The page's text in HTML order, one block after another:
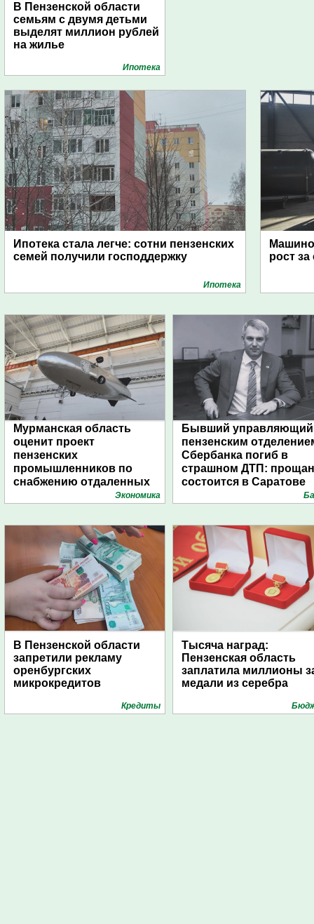
В Пензенской области
семьям с двумя детьми
выделят миллион рублей
на жилье
Ипотека
Ипотека стала легче: сотни пензенских
семей получили господдержку
Ипотека
рост за
Мурманская область
оценит проект
пензенских
промышленников по
снабжению отдаленных
поселений с помощью
Экономика
Бывший управляющий
пензенским
Сбербанка погиб в
страшном ДТП:
состоится в Саратове
В Пензенской области
запретили рекламу
оренбургских
микрокредитов
Кредиты
Тысяча наград:
Пензенская область
заплатила миллионы
медали из серебра